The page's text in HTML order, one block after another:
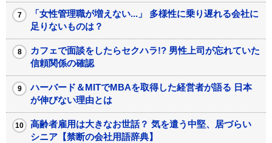
「女性管理職が増えない...」 多様性に乗り遅れる会社に
足りないものは？
カフェで面談をしたらセクハラ!? 男性上司が忘れていた
信頼関係の確認
ハーバード＆MITでMBAを取得した経営者が語る 日本
が伸びない理由とは
高齢者雇用は大きなお世話？ 気を遣う中堅、居づらい
シニア【禁断の会社用語辞典】